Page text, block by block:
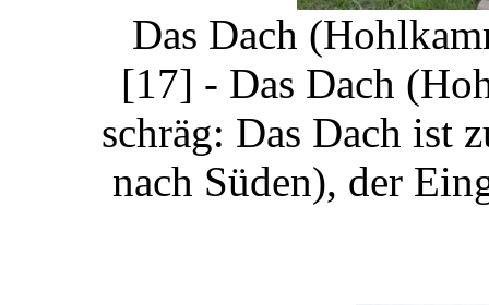
Das Dach
[17] - Das Dach
schräg: Das Dach ist
nach Süden), der